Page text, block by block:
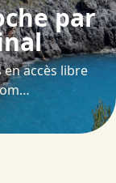
par
en accès libre
Le liège : une approche par le consommateur final